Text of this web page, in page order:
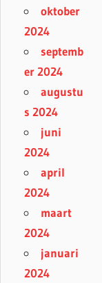
oktober
2024
septemb
er 2024
augustu
s 2024
juni
2024
april
2024
maart
2024
januari
2024